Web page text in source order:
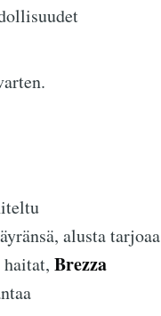
alusta tarjoaa
Brezza